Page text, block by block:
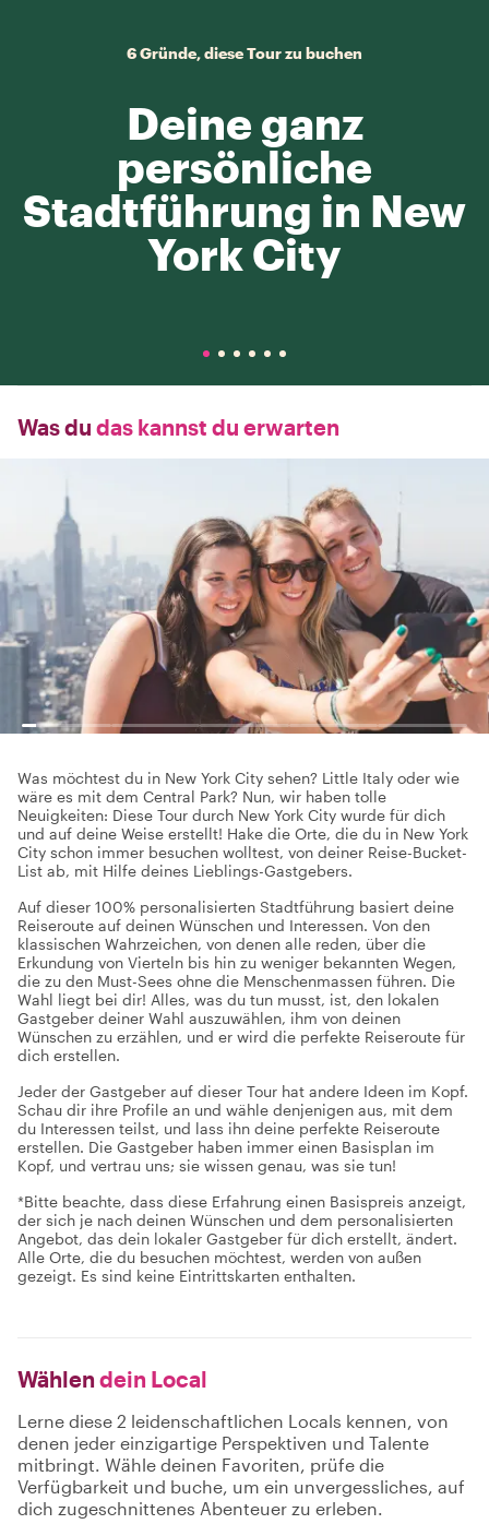
6 Gründe, diese Tour zu buchen
Deine ganz
persönliche
Stadtführung in New
York City
Was du das kannst du erwarten
Was möchtest du in New York City sehen? Little Italy oder wie
wäre es mit dem Central Park? Nun, wir haben tolle
Neuigkeiten: Diese Tour durch New York City wurde für dich
und auf deine Weise erstellt! Hake die Orte, die du in New York
City schon immer besuchen wolltest, von deiner Reise-Bucket-
List ab, mit Hilfe deines Lieblings-Gastgebers.
Auf dieser 100% personalisierten Stadtführung basiert deine
Reiseroute auf deinen Wünschen und Interessen. Von den
klassischen Wahrzeichen, von denen alle reden, über die
Erkundung von Vierteln bis hin zu weniger bekannten Wegen,
die zu den Must-Sees ohne die Menschenmassen führen. Die
Wahl liegt bei dir! Alles, was du tun musst, ist, den lokalen
Gastgeber deiner Wahl auszuwählen, ihm von deinen
Wünschen zu erzählen, und er wird die perfekte Reiseroute für
dich erstellen.
Jeder der Gastgeber auf dieser Tour hat andere Ideen im Kopf.
Schau dir ihre Profile an und wähle denjenigen aus, mit dem
du Interessen teilst, und lass ihn deine perfekte Reiseroute
erstellen. Die Gastgeber haben immer einen Basisplan im
Kopf, und vertrau uns; sie wissen genau, was sie tun!
*Bitte beachte, dass diese Erfahrung einen Basispreis anzeigt,
der sich je nach deinen Wünschen und dem personalisierten
Angebot, das dein lokaler Gastgeber für dich erstellt, ändert.
Alle Orte, die du besuchen möchtest, werden von außen
gezeigt. Es sind keine Eintrittskarten enthalten.
Wählen dein Local
Lerne diese 2 leidenschaftlichen Locals kennen, von
denen jeder einzigartige Perspektiven und Talente
mitbringt. Wähle deinen Favoriten, prüfe die
Verfügbarkeit und buche, um ein unvergessliches, auf
dich zugeschnittenes Abenteuer zu erleben.